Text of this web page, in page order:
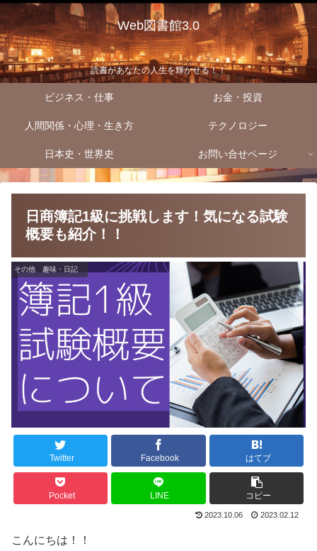
Web図書館3.0
読書があなたの人生を輝かせる！！
ビジネス・仕事 お金・投資
人間関係・心理・生き方 テクノロジー
日本史・世界史 お問い合せページ
日商簿記1級に挑戦します！気になる試験
概要も紹介！！
その他 趣味・日記
Twitter Facebook はてブ
Pocket LINE コピー
2023.10.06 2023.02.12
こんにちは！！